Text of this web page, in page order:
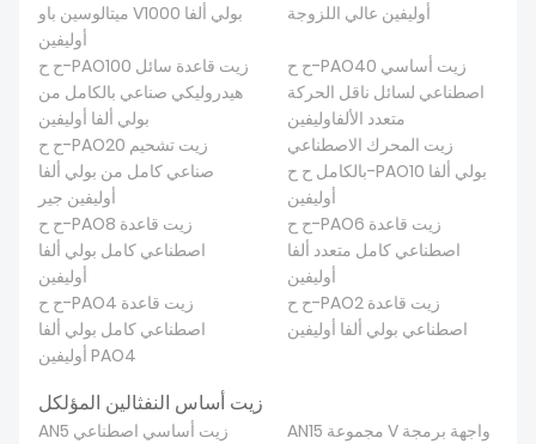
معلومات عنا
ميتالوسين باو V1000 بولي ألفا
أوليفين
أوليفين عالي اللزوجة
ح ح-PAO100 زيت قاعدة سائل
هيدروليكي صناعي بالكامل من
بولي ألفا أوليفين
ح ح-PAO40 زيت أساسي
اصطناعي لسائل ناقل الحركة
متعدد الألفاوليفين
ح ح-PAO20 زيت تشحيم
صناعي كامل من بولي ألفا
أوليفين جير
زيت المحرك الاصطناعي
بالكامل ح ح-PAO10 بولي ألفا
أوليفين
ح ح-PAO8 زيت قاعدة
اصطناعي كامل بولي ألفا
أوليفين
ح ح-PAO6 زيت قاعدة
اصطناعي كامل متعدد ألفا
أوليفين
ح ح-PAO4 زيت قاعدة
اصطناعي كامل بولي ألفا
أوليفين PAO4
ح ح-PAO2 زيت قاعدة
اصطناعي بولي ألفا أوليفين
زيت أساس النفثالين المؤلكل
AN5 زيت أساسي اصطناعي
AN15 مجموعة V واجهة برمجة